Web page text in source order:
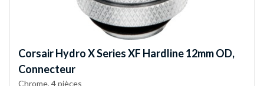
CorsairHydro X Series XF Hardline 12mm OD,
Connecteur
Chrome, 4 pièces